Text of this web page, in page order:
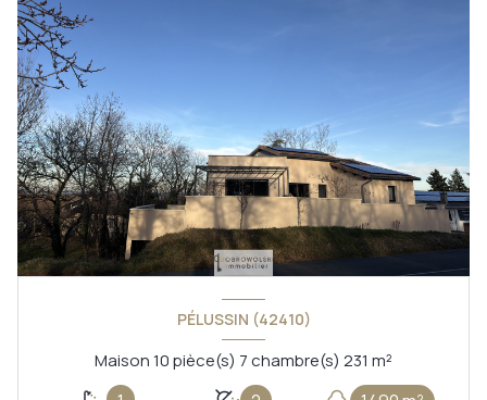
PÉLUSSIN (42410)
Maison 10 pièce(s) 7 chambre(s) 231 m²